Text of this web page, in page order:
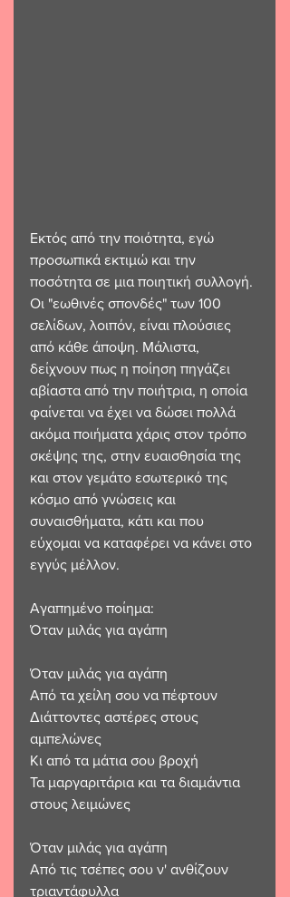
Εκτός από την ποιότητα, εγώ
προσωπικά εκτιμώ και την
ποσότητα σε μια ποιητική συλλογή.
Οι "εωθινές σπονδές" των 100
σελίδων, λοιπόν, είναι πλούσιες
από κάθε άποψη. Μάλιστα,
δείχνουν πως η ποίηση πηγάζει
αβίαστα από την ποιήτρια, η οποία
φαίνεται να έχει να δώσει πολλά
ακόμα ποιήματα χάρις στον τρόπο
σκέψης της, στην ευαισθησία της
και στον γεμάτο εσωτερικό της
κόσμο από γνώσεις και
συναισθήματα, κάτι και που
εύχομαι να καταφέρει να κάνει στο
εγγύς μέλλον.
Αγαπημένο ποίημα:
Όταν μιλάς για αγάπη
Όταν μιλάς για αγάπη
Από τα χείλη σου να πέφτουν
Διάττοντες αστέρες στους
αμπελώνες
Κι από τα μάτια σου βροχή
Τα μαργαριτάρια και τα διαμάντια
στους λειμώνες
Όταν μιλάς για αγάπη
Από τις τσέπες σου ν' ανθίζουν
τριαντάφυλλα